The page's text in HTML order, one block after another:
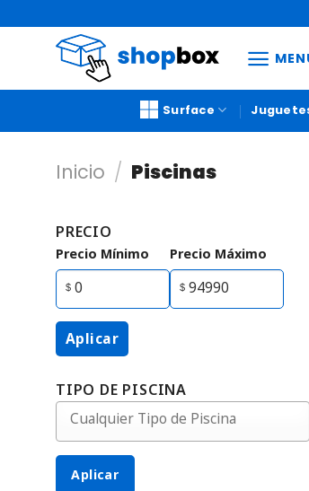
Surface
Inicio / Piscinas
PRECIO
Precio Mínimo Precio Máximo
Aplicar
TIPO DE PISCINA
Aplicar